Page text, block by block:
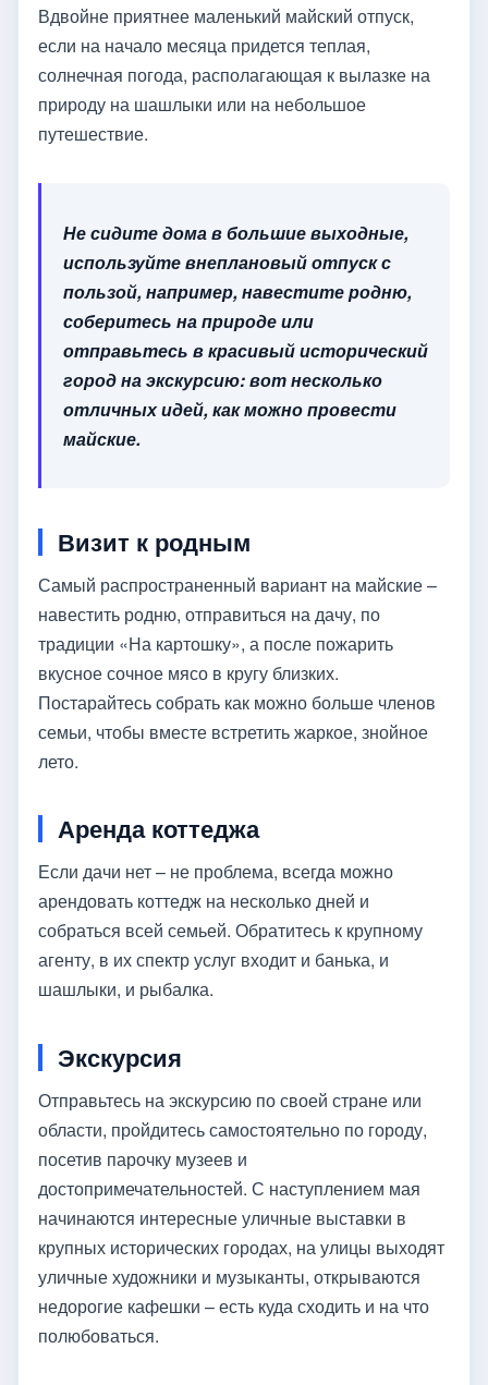
Вдвойне приятнее маленький майский отпуск,
если на начало месяца придется теплая,
солнечная погода, располагающая к вылазке на
природу на шашлыки или на небольшое
путешествие.
Не сидите дома в большие выходные,
используйте внеплановый отпуск с
пользой, например, навестите родню,
соберитесь на природе или
отправьтесь в красивый исторический
город на экскурсию: вот несколько
отличных идей, как можно провести
майские.
Визит к родным
Самый распространенный вариант на майские –
навестить родню, отправиться на дачу, по
традиции «На картошку», а после пожарить
вкусное сочное мясо в кругу близких.
Постарайтесь собрать как можно больше членов
семьи, чтобы вместе встретить жаркое, знойное
лето.
Аренда коттеджа
Если дачи нет – не проблема, всегда можно
арендовать коттедж на несколько дней и
собраться всей семьей. Обратитесь к крупному
агенту, в их спектр услуг входит и банька, и
шашлыки, и рыбалка.
Экскурсия
Отправьтесь на экскурсию по своей стране или
области, пройдитесь самостоятельно по городу,
посетив парочку музеев и
достопримечательностей. С наступлением мая
начинаются интересные уличные выставки в
крупных исторических городах, на улицы выходят
уличные художники и музыканты, открываются
недорогие кафешки – есть куда сходить и на что
полюбоваться.